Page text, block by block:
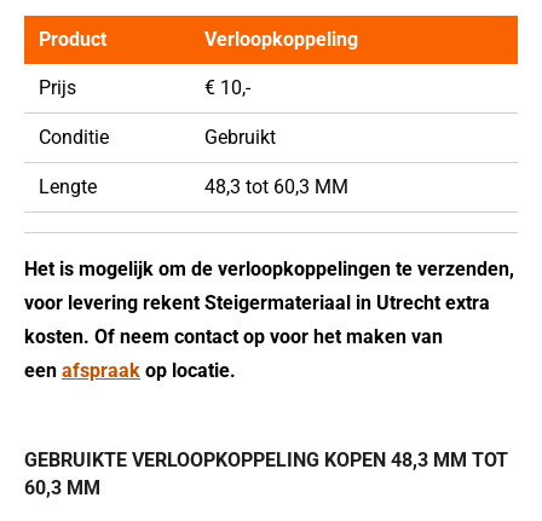
Product Verloopkoppeling
Prijs € 10,-
Conditie Gebruikt
Lengte 48,3 tot 60,3 MM
Het is mogelijk om de verloopkoppelingen te verzenden,
voor levering rekent Steigermateriaal in Utrecht extra
kosten. Of neem contact op voor het maken van
een afspraak op locatie.
GEBRUIKTE VERLOOPKOPPELING KOPEN 48,3 MM TOT
60,3 MM